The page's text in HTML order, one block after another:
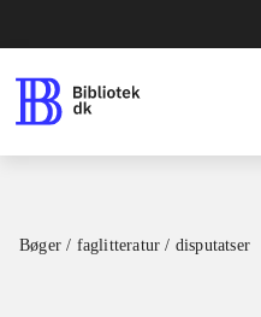
Bøger / faglitteratur / disputatser